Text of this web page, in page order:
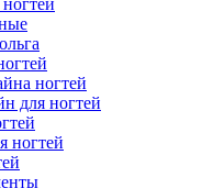
ногтей
для ногтей
ногтей